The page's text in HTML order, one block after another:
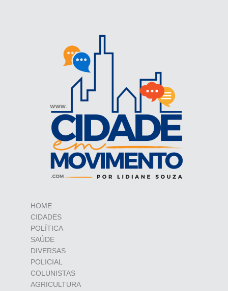
HOME
CIDADES
POLÍTICA
SAÚDE
DIVERSAS
POLICIAL
COLUNISTAS
AGRICULTURA